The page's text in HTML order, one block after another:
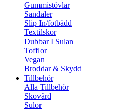
Gummistövlar
Sandaler
Slip In/fotbädd
Textilskor
Dubbar I Sulan
Tofflor
Vegan
Broddar & Skydd
Tillbehör
Alla Tillbehör
Skovård
Sulor